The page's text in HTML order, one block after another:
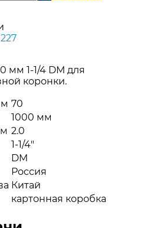
227
мм 1-1/4 DM для
коронки.
70
1000 мм
2.0
1-1/4"
DM
Россия
Китай
картонная коробка